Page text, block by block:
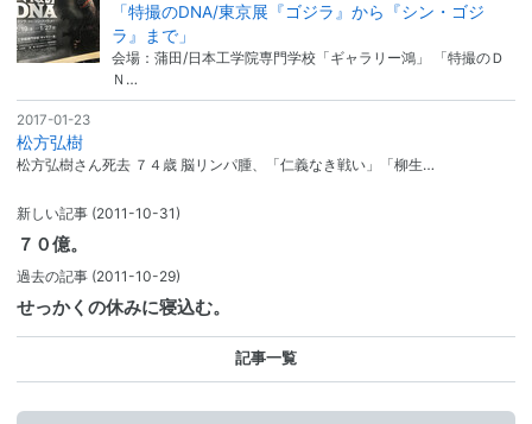
「特撮のDNA/東京展『ゴジラ』から『シン・ゴジ
ラ』まで」
会場：蒲田/日本工学院専門学校「ギャラリー鴻」 「特撮のＤ
Ｎ…
2017-01-23
松方弘樹
松方弘樹さん死去 ７４歳 脳リンパ腫、「仁義なき戦い」「柳生…
新しい記事 (2011-10-31)
７０億。
過去の記事 (2011-10-29)
せっかくの休みに寝込む。
記事一覧